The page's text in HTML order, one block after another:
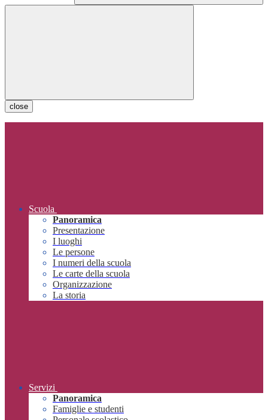
close
Scuola
Panoramica
Presentazione
I luoghi
Le persone
I numeri della scuola
Le carte della scuola
Organizzazione
La storia
Servizi
Panoramica
Famiglie e studenti